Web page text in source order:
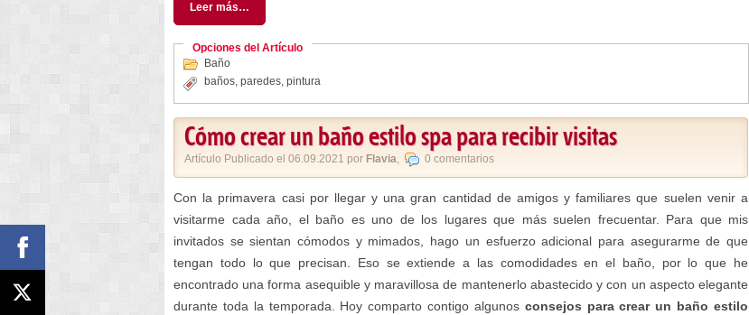
Leer más…
Opciones del Artículo
Baño
baños, paredes, pintura
Cómo crear un baño estilo spa para recibir visitas
Artículo Publicado el 06.09.2021 por Flavia, 0 comentarios
Con la primavera casi por llegar y una gran cantidad de amigos y familiares que suelen venir a
visitarme cada año, el baño es uno de los lugares que más suelen frecuentar. Para que mis
invitados se sientan cómodos y mimados, hago un esfuerzo adicional para asegurarme de que
tengan todo lo que precisan. Eso se extiende a las comodidades en el baño, por lo que he
encontrado una forma asequible y maravillosa de mantenerlo abastecido y con un aspecto elegante
durante toda la temporada. Hoy comparto contigo algunos consejos para crear un baño estilo